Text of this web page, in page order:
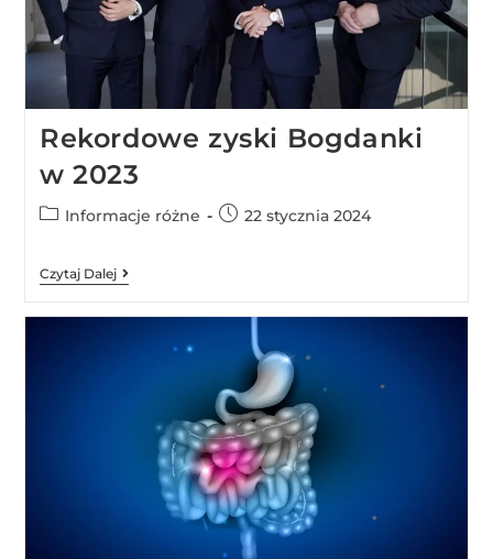
Rekordowe zyski Bogdanki
w 2023
Informacje różne 22 stycznia 2024
Czytaj Dalej